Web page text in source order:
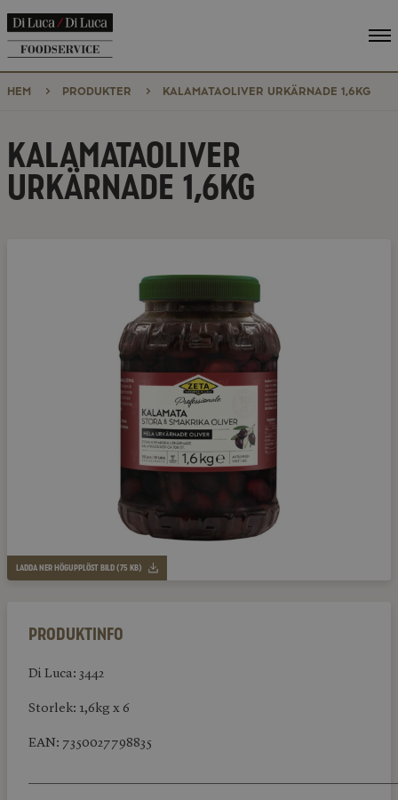
HEM PRODUKTER KALAMATAOLIVER URKÄRNADE 1,6KG
KALAMATAOLIVER
URKÄRNADE 1,6KG
LADDA NER HÖGUPPLÖST BILD (75 KB)
Produktinfo
Di Luca: 3442
Storlek: 1,6kg x 6
EAN: 7350027798835